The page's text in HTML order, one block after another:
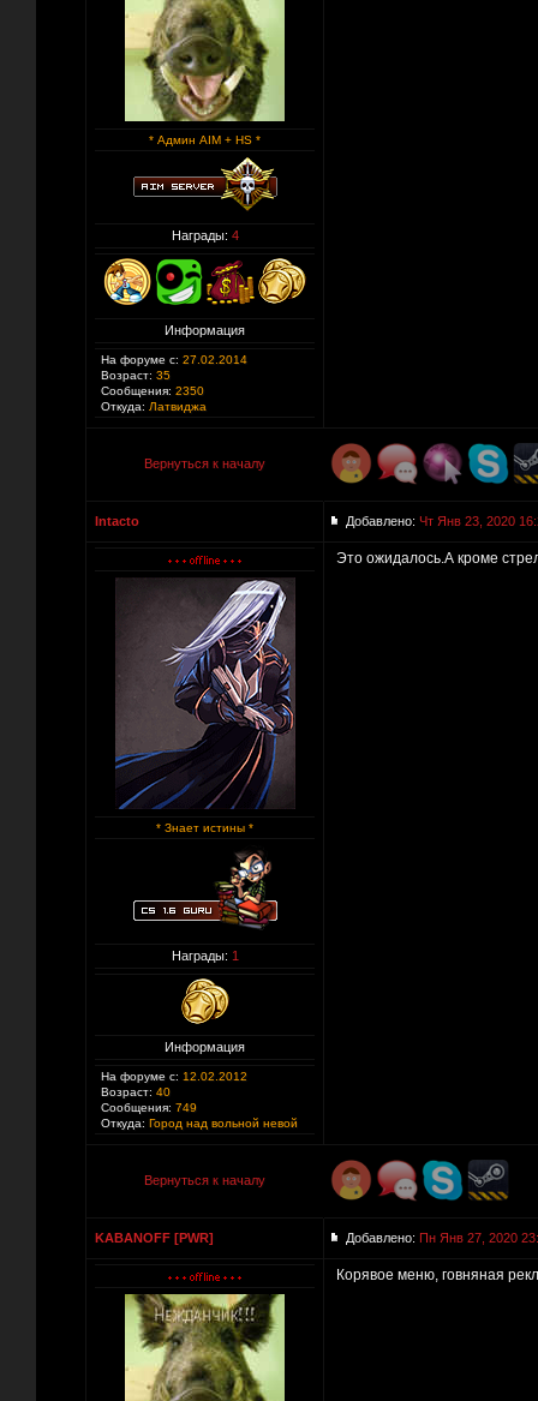
* Админ AIM + HS *
Награды: 4
Информация
На форуме с: 27.02.2014
Возраст: 35
Сообщения: 2350
Откуда: Латвиджа
Вернуться к началу
Intacto Добавлено: Чт Янв 23, 2020
* Знает истины *
Награды: 1
Информация
На форуме с: 12.02.2012
Возраст: 40
Сообщения: 749
Откуда: Город над вольной невой
Это ожидалось.А кроме
Вернуться к началу
KABANOFF [PWR] Добавлено: Пн Янв 27, 2020
Корявое меню, говняная